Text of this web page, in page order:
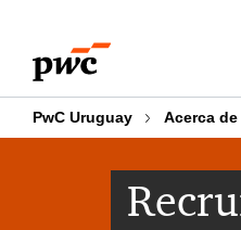
content
footer
PwC Uruguay Acerca